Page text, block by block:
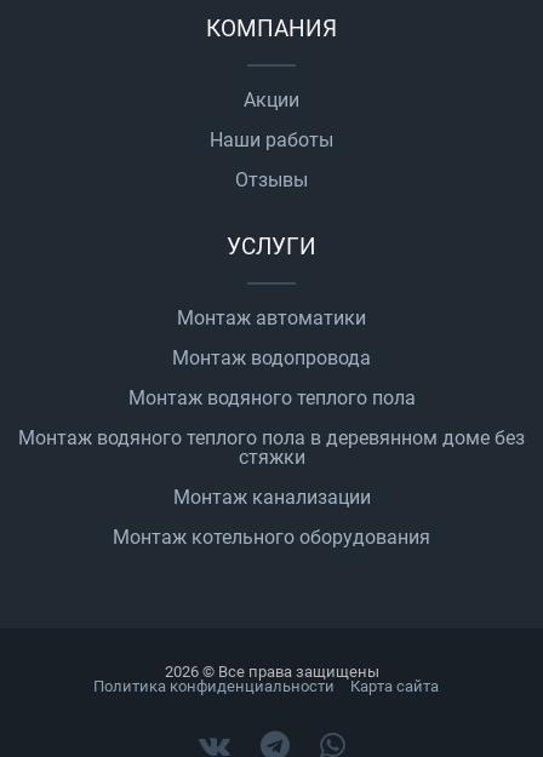
КОМПАНИЯ
Акции
Наши работы
Отзывы
УСЛУГИ
Монтаж автоматики
Монтаж водопровода
Монтаж водяного теплого пола
Монтаж водяного теплого пола в деревянном доме без
стяжки
Монтаж канализации
Монтаж котельного оборудования
2026 © Все права защищены
Политика конфиденциальности
Карта сайта